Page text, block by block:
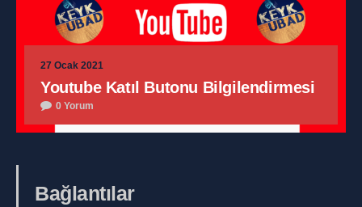
27 Ocak 2021
Youtube Katıl Butonu Bilgilendirmesi
0 Yorum
Bağlantılar